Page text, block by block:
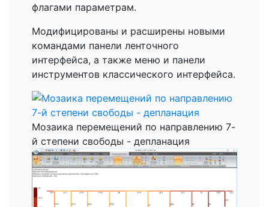
флагами параметрам.
Модифицированы и расширены новыми
командами панели ленточного
интерфейса, а также меню и панели
инструментов классического интерфейса.
Мозаика перемещений по направлению 7-
й степени свободы - депланация